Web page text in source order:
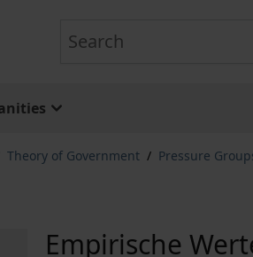
Theory of Government / Pressure
Empirische